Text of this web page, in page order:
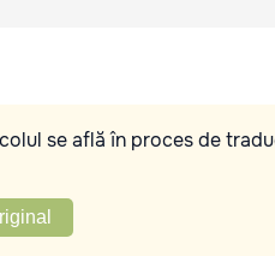
se află în proces de